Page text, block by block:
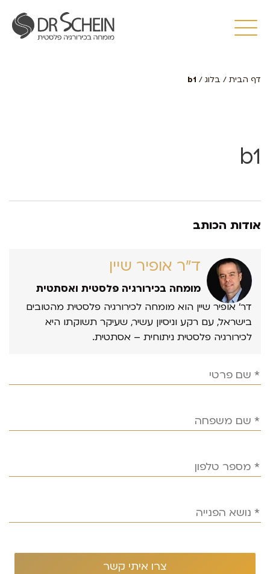
דף הבית / בלוג /
b1
b1
אודות הכותב
ד״ר אופיר שיין
מומחה בכירורגיה פלסטית ואסתטית
דר’ אופיר שיין הוא מומחה לכירורגיה פלסטית מהטובים
בישראל, עם רקע וניסיון עשיר, שעיקר תשוקתו היא
לכירורגיה פלסטית ניתוחית – אסתטית.